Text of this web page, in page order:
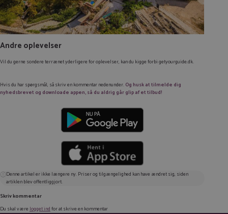
Andre oplevelser
Vil du gerne sondere terrænet yderligere for oplevelser, kan du kigge forbi getyourguide.dk.
Hvis du har spørgsmål, så skriv en kommentar nedenunder. Og husk at tilmelde dig
nyhedsbrevet og downloade appen, så du aldrig går glip af et tilbud!
Denne artikel er ikke længere ny. Priser og tilgængelighed kan have ændret sig, siden
artiklen blev offentliggjort.
Skriv kommentar
Du skal værelogget indfor at skrive en kommentar